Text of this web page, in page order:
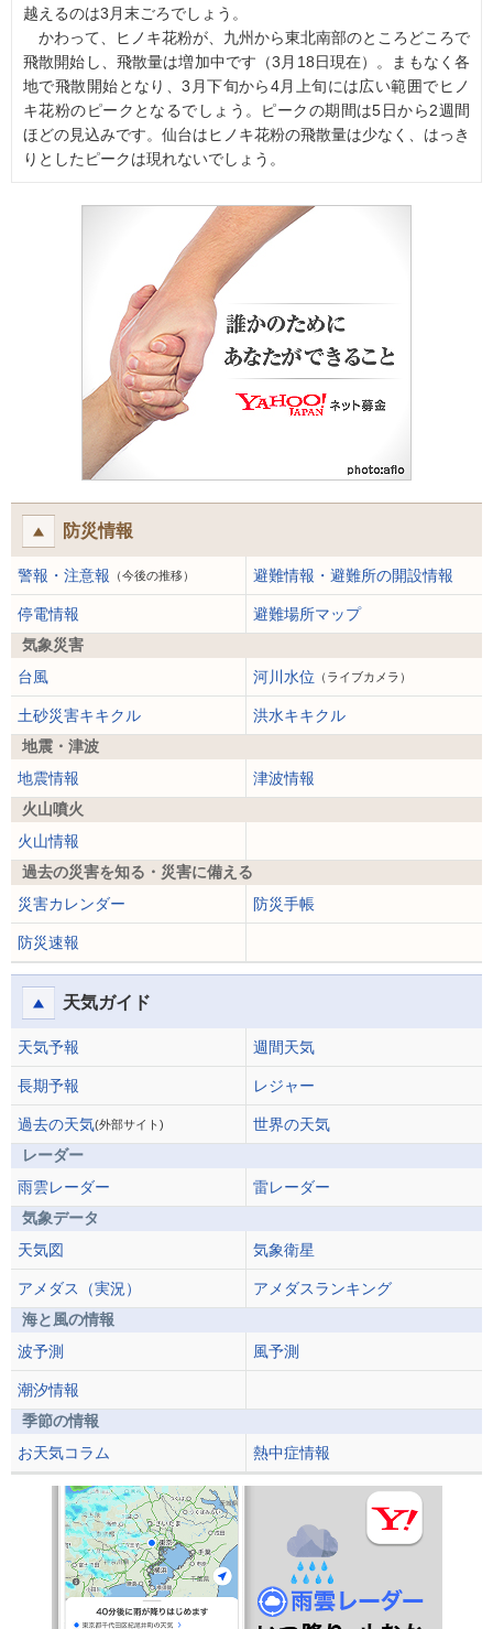
越えるのは3月末ごろでしょう。
かわって、ヒノキ花粉が、九州から東北南部のところどころで
飛散開始し、飛散量は増加中です（3月18日現在）。まもなく各
地で飛散開始となり、3月下旬から4月上旬には広い範囲でヒノ
キ花粉のピークとなるでしょう。ピークの期間は5日から2週間
ほどの見込みです。仙台はヒノキ花粉の飛散量は少なく、はっき
りとしたピークは現れないでしょう。
防災情報
警報・注意報 （今後の推移） 避難情報・避難所の開設情報
停電情報
避難場所マップ
気象災害
台風
河川水位 （ライブカメラ）
土砂災害キキクル
洪水キキクル
地震・津波
地震情報
津波情報
火山噴火
火山情報
過去の災害を知る・災害に備える
災害カレンダー
防災手帳
防災速報
天気ガイド
天気予報 週間天気
長期予報 レジャー
過去の天気(外部サイト)
世界の天気
レーダー
雨雲レーダー
雷レーダー
気象データ
天気図
気象衛星
アメダス（実況）
アメダスランキング
海と風の情報
波予測
風予測
潮汐情報
季節の情報
お天気コラム
熱中症情報